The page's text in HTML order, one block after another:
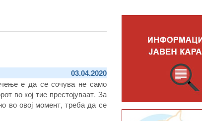
03.04.2020
е да се сочува не само
во кој тие престојуваат. За
во овој момент, треба да се